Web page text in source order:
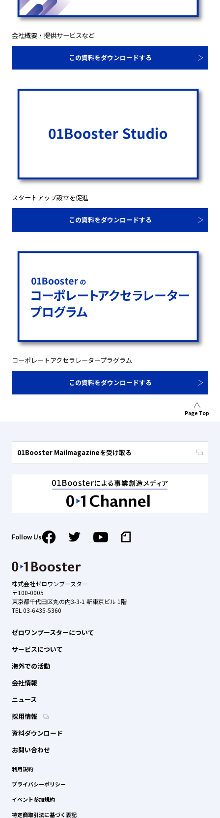
会社概要・提供サービスなど
この資料をダウンロードする
スタートアップ設立を促進
この資料をダウンロードする
コーポレートアクセラレータープラグラム
この資料をダウンロードする
Page Top
株式会社ゼロワンブースター
〒100-0005
東京都千代田区丸の内3-3-1 新東京ビル 1階
TEL 03-6435-5360
ゼロワンブースターについて
サービスについて
海外での活動
会社情報
ニュース
採用情報
資料ダウンロード
お問い合わせ
利用規約
プライバシーポリシー
イベント参加規約
特定商取引法に基づく表記
01Booster Mailmagazineを受け取る
Follow Us